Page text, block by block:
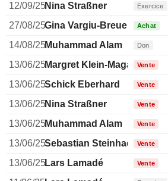
12/09/25Nina Straßner Exercice
27/08/25Gina Vargiu-Breuer Achat
14/08/25Muhammad Alam Don
13/06/25Margret Klein-Magar Vente
13/06/25Schick Eberhard Vente
13/06/25Nina Straßner Vente
13/06/25Muhammad Alam Vente
13/06/25Sebastian Steinhaeuser
Vente
13/06/25Lars Lamadé Vente